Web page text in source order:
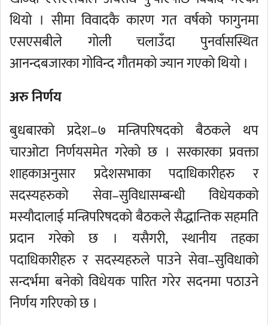
थियो । सीमा विवादकै कारण गत वर्षको फागुनमा
एसएसबीले गोली चलाउँदा पुनर्वासस्थित
आनन्दबजारका गोविन्द गौतमको ज्यान गएको थियो ।
अरु निर्णय
बुधबारको प्रदेश–७ मन्त्रिपरिषदको बैठकले थप
चारओटा निर्णयसमेत गरेको छ । सरकारका प्रवक्ता
शाहकाअनुसार प्रदेशसभाका पदाधिकारीहरु र
सदस्यहरुको सेवा–सुविधासम्बन्धी विधेयकको
मस्यौदालाई मन्त्रिपरिषदको बैठकले सैद्धान्तिक सहमति
प्रदान गरेको छ । यसैगरी, स्थानीय तहका
पदाधिकारीहरु र सदस्यहरुले पाउने सेवा–सुविधाको
सन्दर्भमा बनेको विधेयक पारित गरेर सदनमा पठाउने
निर्णय गरिएको छ ।